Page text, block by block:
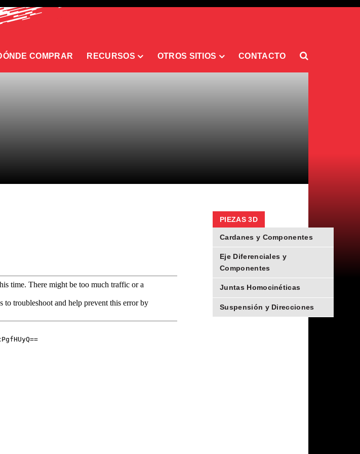
COMPRAR RECURSOS OTROS SITIOS CONTACTO
PIEZAS 3D
Cardanes y Componentes
Eje Diferenciales y
Componentes
Juntas Homocinéticas
Suspensión y Direcciones